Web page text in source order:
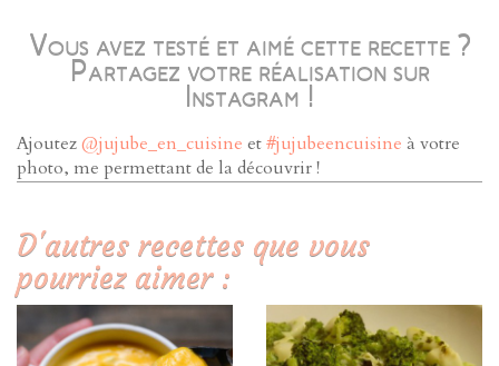
Vous avez testé et aimé cette recette ?
Partagez votre réalisation sur
Instagram !
Ajoutez@jujube_en_cuisine et#jujubeencuisine à votre
photo, me permettant de la découvrir !
D'autres recettes que vous
pourriez aimer :